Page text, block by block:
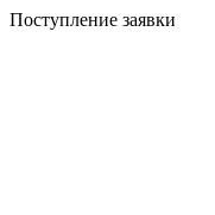
Поступление заявки